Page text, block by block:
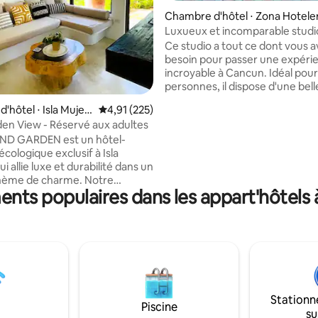
⋅ Isla Mujer
Évaluation moyenne sur la base de 225
4,91 (225)
View - Réservé aux adultes
GARDEN est un hôtel-
exclusif à Isla
allie luxe et durabilité dans un
de charme. Notre
et notre décoration vous
dans une expérience unique,
nous offrons l'accès à une
haut de gamme,
des jardins luxuriants, un
et deux piscines
Chambre d'hôtel ⋅ Zona
Luxueux et incomparable
mer, Z.H
Ce studio a tout ce dont vous
besoin pour passer une
incroyable à Cancun. Idéal pour 4
personnes, il dispose d'une belle cuisine
jeux 2 jacuzziw , salles de bains ,
arroseurs et accès à la plage.
populaires dans les appart'hôtels
Piscine